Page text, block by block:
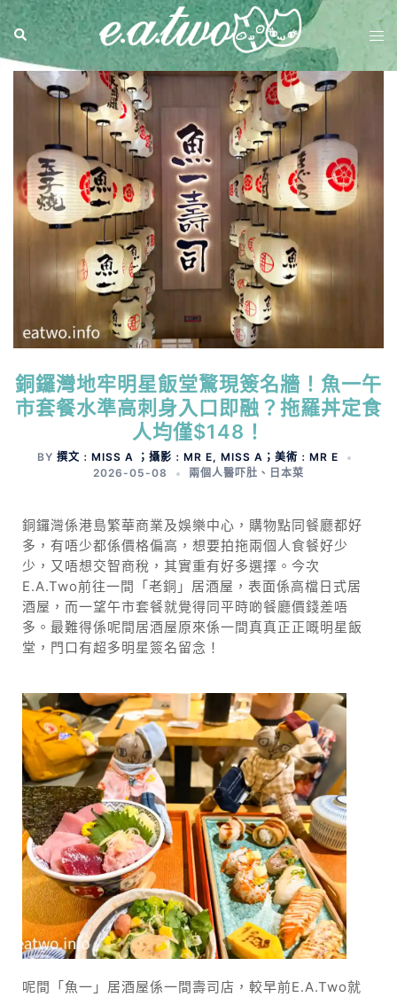
銅鑼灣地牢明星飯堂驚現簽名牆！魚一午
市套餐水準高刺身入口即融？拖羅丼定食
人均僅$148！
BY 撰文﹕MISS A ；攝影﹕MR E, MISS A；美術﹕MR E
2026-05-08
兩個人醫吓肚 、 日本菜
銅鑼灣係港島繁華商業及娛樂中心，購物點同餐廳都好
多，有唔少都係價格偏高，想要拍拖兩個人食餐好少
少，又唔想交智商稅，其實重有好多選擇。今次
E.A.Two前往一間「老銅」居酒屋，表面係高檔日式居
酒屋，而一望午市套餐就覺得同平時啲餐廳價錢差唔
多。最難得係呢間居酒屋原來係一間真真正正嘅明星飯
堂，門口有超多明星簽名留念！
呢間「魚一」居酒屋係一間壽司店，較早前E.A.Two就